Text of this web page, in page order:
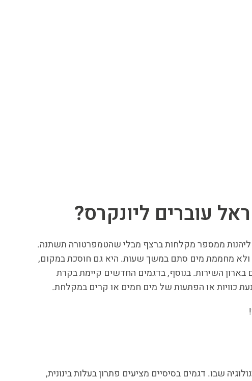
עוברים ליונקרס?
ממספר מקלחות ברצף מבלי שהטמפרטורה תשתנה.
ולא מחממת מים סתם במשך שעות. היא גם חוסכת במקום,
השירות. בנוסף, בדגמים החדשים קיימת בקרת
כוויות או הפתעות של מים חמים או קרים במקלחת.
שבו. דגמים בסיסיים מציעים פתרון בעלות בינונית,